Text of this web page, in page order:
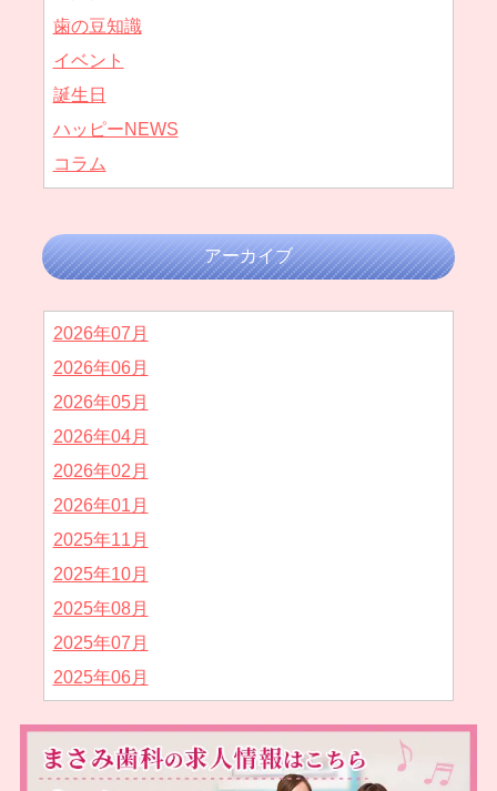
歯の豆知識
イベント
誕生日
ハッピーNEWS
コラム
アーカイブ
2026年07月
2026年06月
2026年05月
2026年04月
2026年02月
2026年01月
2025年11月
2025年10月
2025年08月
2025年07月
2025年06月
2025年04月
2025年02月